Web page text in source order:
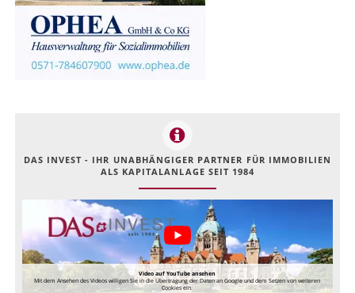
DAS INVEST - IHR UNABHÄNGIGER PARTNER FÜR IMMOBILIEN
ALS KAPITALANLAGE SEIT 1984
Video auf YouTube ansehen
Mit dem Ansehen des Videos willigen Sie in die Übertragung der Daten an Google und dem Setzen von weiteren
Cookies ein.